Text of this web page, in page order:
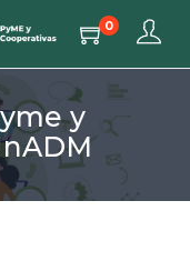
0
y